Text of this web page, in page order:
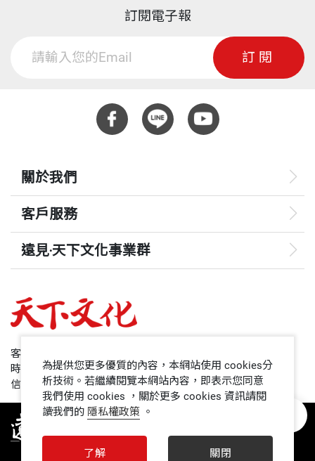
訂閱電子報
訂閱
關於我們
客戶服務
遠見‧天下文化事業群
哈佛商業評論
領導影響力學院
1號課堂
客服專線：+886 2 2662-0012
時間：週一~週五9:00~12:30;13:30~17:00
信箱：service@cwgv.com.tw
為提供您更多優質的內容，本網站使用 cookies分
析技術。若繼續閱覽本網站內容，即表示您同意
我們使用 cookies ，關於更多 cookies 資訊請閱
讀我們的 隱私權政策 。
了解 關閉